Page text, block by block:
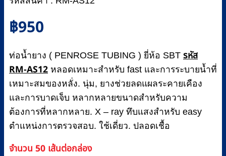
฿950
ท่อน้ำยาง ( PENROSE TUBING ) ยี่ห้อ SBT รหัส
RM-AS12 หลอดเหมาะสำหรับ fast และการระบายน้ำที่
เหมาะสมของหลั่ง. นุ่ม, ยางช่วยลดแผลระคายเคือง
และการบาดเจ็บ หลากหลายขนาดสำหรับความ
ต้องการที่หลากหลาย. X – ray ทึบแสงสำหรับ easy
ตำแหน่งการตรวจสอบ. ใช้เดี่ยว. ปลอดเชื้อ
จำนวน 50 เส้นต่อกล่อง